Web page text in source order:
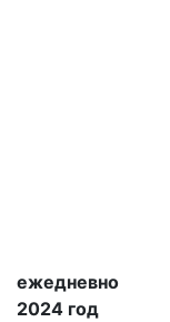
ежедневно
2024 год